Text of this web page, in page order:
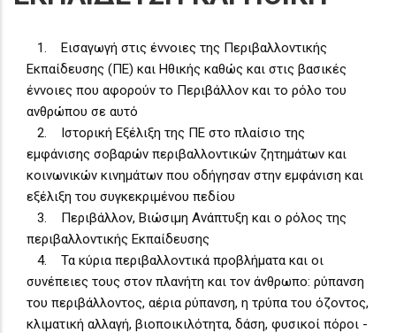
1. Eισαγωγή στις έννοιες της Περιβαλλοντικής
Εκπαίδευσης (ΠΕ) και Ηθικής καθώς και στις βασικές
έννοιες που αφορούν το Περιβάλλον και το ρόλο του
ανθρώπου σε αυτό
2. Ιστορική Εξέλιξη της ΠΕ στο πλαίσιο της
εμφάνισης σοβαρών περιβαλλοντικών ζητημάτων και
κοινωνικών κινημάτων που οδήγησαν στην εμφάνιση και
εξέλιξη του συγκεκριμένου πεδίου
3. Περιβάλλον, Βιώσιμη Ανάπτυξη και ο ρόλος της
περιβαλλοντικής Εκπαίδευσης
4. Τα κύρια περιβαλλοντικά προβλήματα και οι
συνέπειες τους στον πλανήτη και τον άνθρωπο: ρύπανση
του περιβάλλοντος, αέρια ρύπανση, η τρύπα του όζοντος,
κλιματική αλλαγή, βιοποικιλότητα, δάση, φυσικοί πόροι -